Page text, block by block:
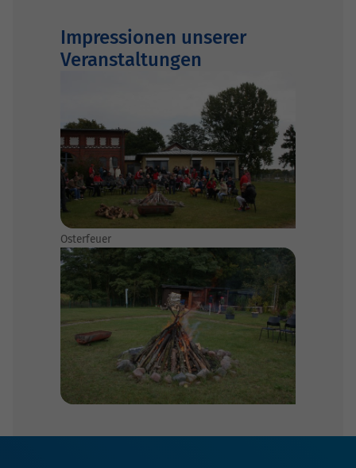
Osterfeuer
Impressionen unserer
Veranstaltungen